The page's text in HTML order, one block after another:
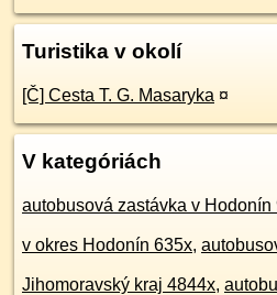
Turistika v okolí
[Č] Cesta T. G. Masaryka ¤
V kategóriách
autobusová zastávka v Hodonín
v okres Hodonín 635x,
Jihomoravský kraj 4844x,